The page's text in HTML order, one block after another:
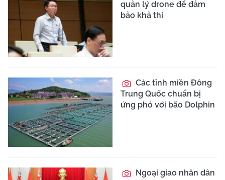
quản lý drone để đảm
bảo khả thi
Các tỉnh miền Đông
Trung Quốc chuẩn bị
ứng phó với bão Dolphin
Ngoại giao nhân dân